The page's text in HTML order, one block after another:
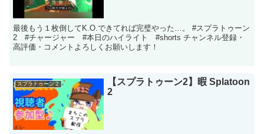
最後もう１枚倒してK.O.できてれば完璧やった…。 #スプラトゥーン
2 #チャージャー #本日のハイライト #shorts チャンネル登録・
高評価・コメントよろしくお願いします！
スプラトゥーン２
【スプラトゥーン2】暇 Splatoon
2